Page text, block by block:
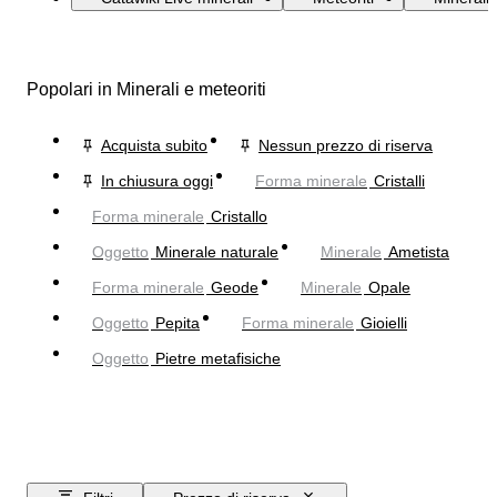
Popolari in Minerali e meteoriti
Acquista subito
Nessun prezzo di riserva
In chiusura oggi
Forma minerale Cristalli
Forma minerale Cristallo
Oggetto Minerale naturale Minerale Ametista
Forma minerale Geode Minerale Opale
Oggetto Pepita Forma minerale Gioielli
Oggetto Pietre metafisiche